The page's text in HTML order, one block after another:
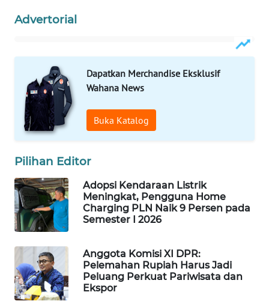
Advertorial
Dapatkan Merchandise Eksklusif
Wahana News
Buka Katalog
Pilihan Editor
Adopsi Kendaraan Listrik
Meningkat, Pengguna Home
Charging PLN Naik 9 Persen pada
Semester I 2026
Anggota Komisi XI DPR:
Pelemahan Rupiah Harus Jadi
Peluang Perkuat Pariwisata dan
Ekspor
WAHANA
LISTRIK
WAHANA
TRAVEL
WAHANA
TV
WAHANANEWS
ID
WAHANANEWS
CO ID
WAHANANEWS